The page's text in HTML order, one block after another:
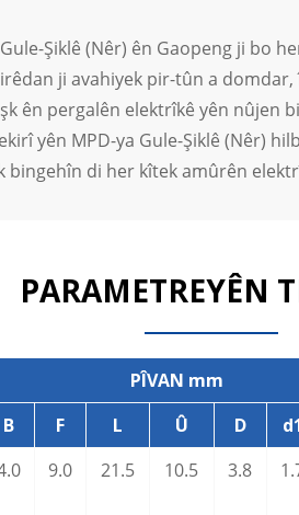
Şiklê (Nêr) ên Gaopeng ji bo
ji avahiyek pir-tûn a domdar,
ên pergalên elektrîkê yên nûjen
yên MPD-ya Gule-Şiklê (Nêr)
bingehîn di her kîtek amûrên
PARAMETREYÊN
PÎVAN mm
B F L Û D
9.0 21.5 10.5 3.8